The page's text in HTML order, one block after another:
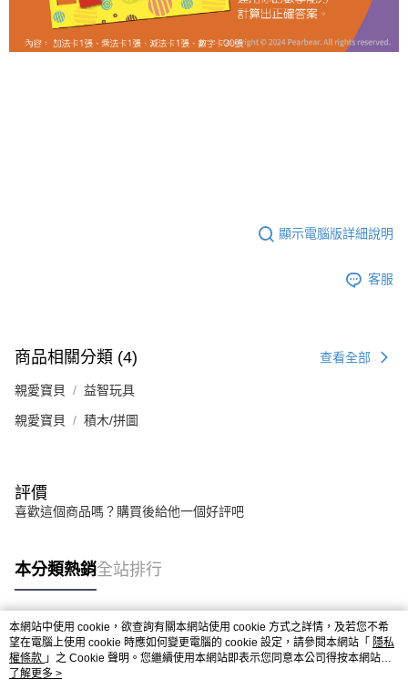
顯示電腦版詳細說明
客服
商品相關分類 (4) 查看全部
親愛寶貝 益智玩具
親愛寶貝 積木/拼圖
評價
喜歡這個商品嗎？購買後給他一個好評吧
本分類熱銷全站排行
熱門標籤
本網站中使用 cookie，欲查詢有關本網站使用 cookie 方式之詳情，及若您不希
望在電腦上使用 cookie 時應如何變更電腦的 cookie 設定，請參閱本網站「 隱私
權條款 」之 Cookie 聲明。您繼續使用本網站即表示您同意本公司得按本網站使
用條款之 Cookie 聲明使用 cookie。
了解更多 >